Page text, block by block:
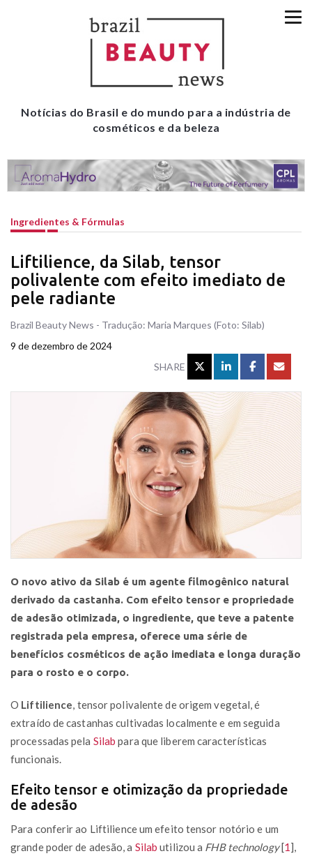
Notícias do Brasil e do mundo para a indústria de
cosméticos e da beleza
Ingredientes & Fórmulas
Liftilience, da Silab, tensor
polivalente com efeito imediato de
pele radiante
Brazil Beauty News - Tradução: Maria Marques (Foto: Silab)
9 de dezembro de 2024
SHARE
O novo ativo da Silab é um agente filmogênico natural
derivado da castanha. Com efeito tensor e propriedade
de adesão otimizada, o ingrediente, que teve a patente
registrada pela empresa, oferece uma série de
benefícios cosméticos de ação imediata e longa duração
para o rosto e o corpo.
O Liftilience , tensor polivalente de origem vegetal, é
extraído de castanhas cultivadas localmente e em seguida
processadas pela Silab para que liberem características
funcionais.
Efeito tensor e otimização da propriedade
de adesão
Para conferir ao Liftilience um efeito tensor notório e um
grande poder de adesão, a Silab utilizou a FHB technology[1 ]